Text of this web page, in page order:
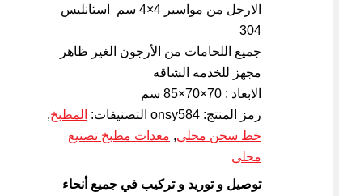
الارجل من مواسير 4×4 سم استانليس
304
جميع اللحامات من الأرجون الغير ظاهر
مجهز للخدمه الشاقه
الابعاد : 70×70×85 سم
رمز المنتج: onsy584 التصنيفات: المطبخ,
خط سخن محلي, معدات مطبخ تصنيع
محلي
توصيل و توريد و تركيب في جميع أنحاء